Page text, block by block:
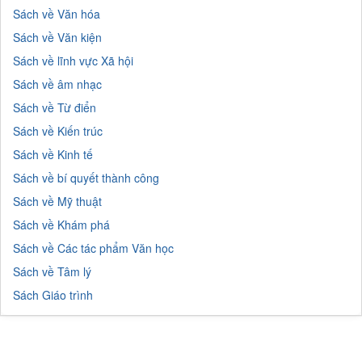
Sách về Văn hóa
Sách về Văn kiện
Sách về lĩnh vực Xã hội
Sách về âm nhạc
Sách về Từ điển
Sách về Kiến trúc
Sách về Kinh tế
Sách về bí quyết thành công
Sách về Mỹ thuật
Sách về Khám phá
Sách về Các tác phẩm Văn học
Sách về Tâm lý
Sách Giáo trình